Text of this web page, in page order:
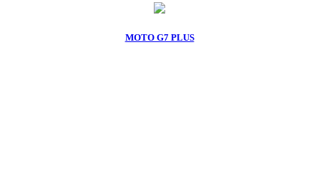
MOTO G7 PLUS